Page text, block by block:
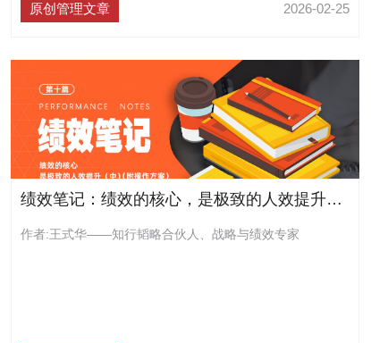
原创管理文章 2026-02-25
绩效笔记：绩效的核心，是极致的人效提升（中）（附操作方案）
作者:王式华——知行韬略合伙人、战略与绩效专家